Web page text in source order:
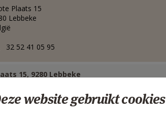
Plaats 15
Lebbeke
32 52 41 05 95
15, 9280 Lebbeke
website gebruikt cookies